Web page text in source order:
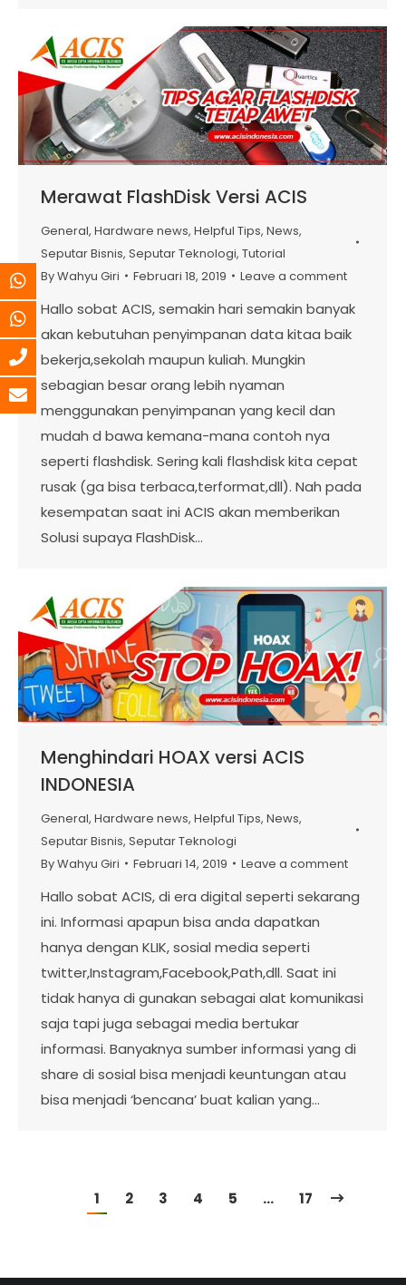
Merawat FlashDisk Versi ACIS
General, Hardware news, Helpful Tips, News,
Seputar Bisnis, Seputar Teknologi, Tutorial
ByWahyu Giri Februari 18, 2019 Leave a comment
Hallo sobat ACIS, semakin hari semakin banyak
akan kebutuhan penyimpanan data kitaa baik
bekerja,sekolah maupun kuliah. Mungkin
sebagian besar orang lebih nyaman
menggunakan penyimpanan yang kecil dan
mudah d bawa kemana-mana contoh nya
seperti flashdisk. Sering kali flashdisk kita cepat
rusak (ga bisa terbaca,terformat,dll). Nah pada
kesempatan saat ini ACIS akan memberikan
Solusi supaya FlashDisk…
Menghindari HOAX versi ACIS
INDONESIA
General, Hardware news, Helpful Tips, News,
Seputar Bisnis, Seputar Teknologi
ByWahyu Giri Februari 14, 2019 Leave a comment
Hallo sobat ACIS, di era digital seperti sekarang
ini. Informasi apapun bisa anda dapatkan
hanya dengan KLIK, sosial media seperti
twitter,Instagram,Facebook,Path,dll. Saat ini
tidak hanya di gunakan sebagai alat komunikasi
saja tapi juga sebagai media bertukar
informasi. Banyaknya sumber informasi yang di
share di sosial bisa menjadi keuntungan atau
bisa menjadi ‘bencana’ buat kalian yang…
1 2 3 4 5 … 17